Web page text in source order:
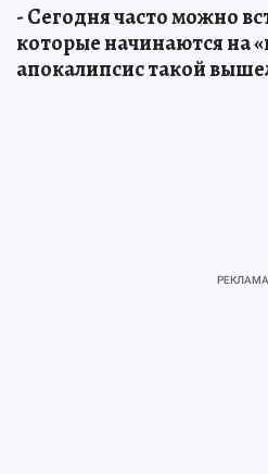
- Сегодня часто можно
которые начинаются на
апокалипсис такой